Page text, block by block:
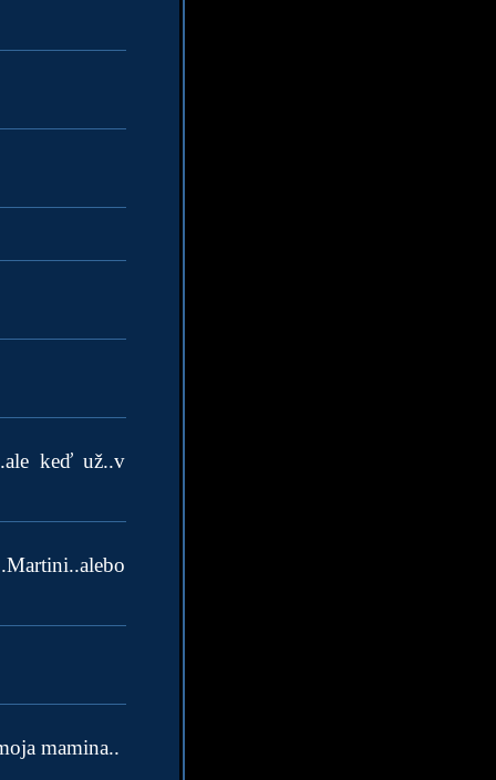
keď už..v
mamina..